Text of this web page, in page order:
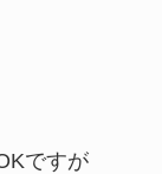
ですが